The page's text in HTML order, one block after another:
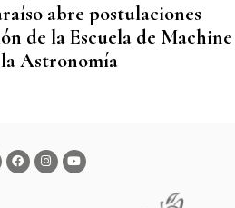
abre postulaciones
de la Escuela de Machine
Astronomía